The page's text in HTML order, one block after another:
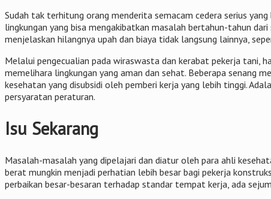
Sudah tak terhitung orang menderita semacam cedera serius
lingkungan yang bisa mengakibatkan masalah bertahun-tahun
menjelaskan hilangnya upah dan biaya tidak langsung lainnya,
Melalui pengecualian pada wiraswasta dan kerabat pekerja tani,
memelihara lingkungan yang aman dan sehat. Beberapa senang
kesehatan yang disubsidi oleh pemberi kerja yang lebih tinggi.
persyaratan peraturan.
Isu Sekarang
Masalah-masalah yang dipelajari dan diatur oleh para ahli
berat mungkin menjadi perhatian lebih besar bagi pekerja
perbaikan besar-besaran terhadap standar tempat kerja, ada